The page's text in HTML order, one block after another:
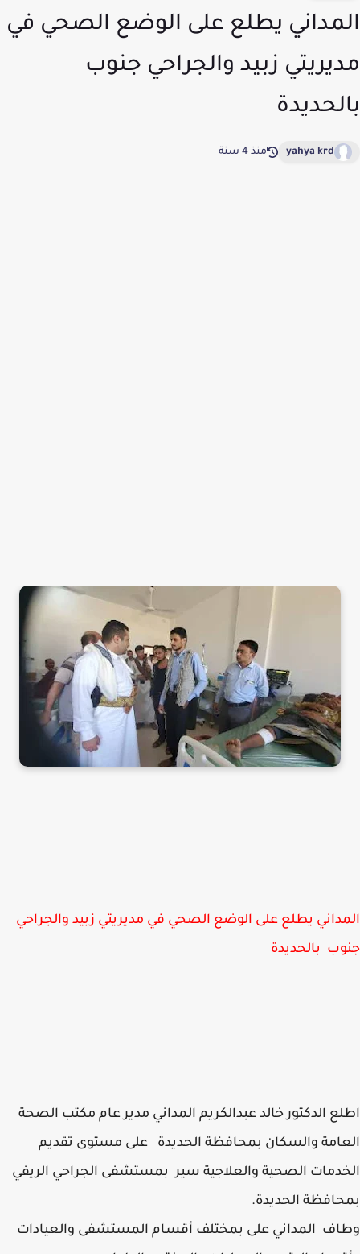
يطلع على الوضع الصحي في
زبيد والجراحي جنوب
yahya krd منذ 4 سنة
يطلع على الوضع الصحي في مديريتي زبيد والجراحي
بالحديدة
الدكتور خالد عبدالكريم المداني مدير عام مكتب الصحة
والسكان بمحافظة الحديدة على مستوى تقديم
الصحية والعلاجية سير بمستشفى الجراحي الريفي
الحديدة.
المداني على بمختلف أقسام المستشفى والعيادات